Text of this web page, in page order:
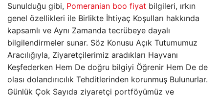
Sunulduğu gibi, Pomeranian boo fiyat bilgileri, ırkın
genel özellikleri ile Birlikte İhtiyaç Koşulları hakkında
kapsamlı ve Aynı Zamanda tecrübeye dayalı
bilgilendirmeler sunar. Söz Konusu Açık Tutumumuz
Aracılığıyla, Ziyaretçilerimiz aradıkları Hayvanı
Keşfederken Hem De doğru bilgiyi Öğrenir Hem De de
olası dolandırıcılık Tehditlerinden korunmuş Bulunurlar.
Günlük Çok Sayıda ziyaretçi portföyümüz ve